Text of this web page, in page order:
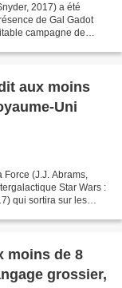
2017) a été
de Gal Gadot
campagne de
aux moins
Uni
(J.J. Abrams,
Star Wars :
qui sortira sur les
moins de 8
grossier,